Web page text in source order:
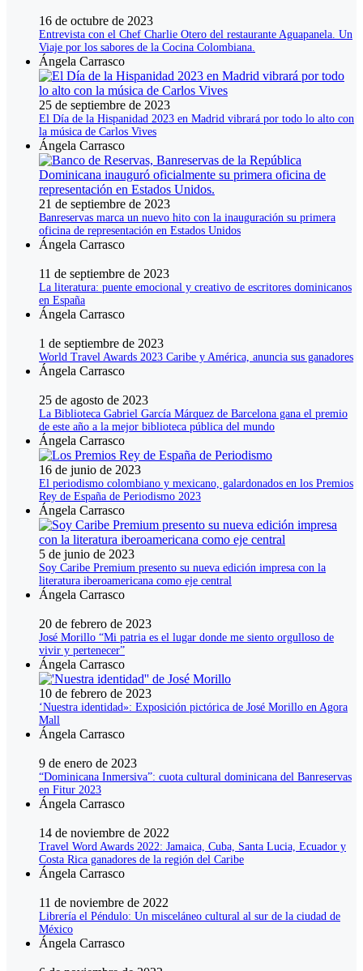
16 de octubre de 2023
Entrevista con el Chef Charlie Otero del restaurante Aguapanela. Un
Viaje por los sabores de la Cocina Colombiana.
Ángela Carrasco
25 de septiembre de 2023
El Día de la Hispanidad 2023 en Madrid vibrará por todo lo alto con
la música de Carlos Vives
Ángela Carrasco
21 de septiembre de 2023
Banreservas marca un nuevo hito con la inauguración su primera
oficina de representación en Estados Unidos
Ángela Carrasco
11 de septiembre de 2023
La literatura: puente emocional y creativo de escritores dominicanos
en España
Ángela Carrasco
1 de septiembre de 2023
World Travel Awards 2023 Caribe y América, anuncia sus ganadores
Ángela Carrasco
25 de agosto de 2023
La Biblioteca Gabriel García Márquez de Barcelona gana el premio
de este año a la mejor biblioteca pública del mundo
Ángela Carrasco
16 de junio de 2023
El periodismo colombiano y mexicano, galardonados en los Premios
Rey de España de Periodismo 2023
Ángela Carrasco
5 de junio de 2023
Soy Caribe Premium presento su nueva edición impresa con la
literatura iberoamericana como eje central
Ángela Carrasco
20 de febrero de 2023
José Morillo “Mi patria es el lugar donde me siento orgulloso de
vivir y pertenecer”
Ángela Carrasco
10 de febrero de 2023
‘Nuestra identidad»: Exposición pictórica de José Morillo en Agora
Mall
Ángela Carrasco
9 de enero de 2023
“Dominicana Inmersiva”: cuota cultural dominicana del Banreservas
en Fitur 2023
Ángela Carrasco
14 de noviembre de 2022
Travel Word Awards 2022: Jamaica, Cuba, Santa Lucia, Ecuador y
Costa Rica ganadores de la región del Caribe
Ángela Carrasco
11 de noviembre de 2022
Librería el Péndulo: Un misceláneo cultural al sur de la ciudad de
México
Ángela Carrasco